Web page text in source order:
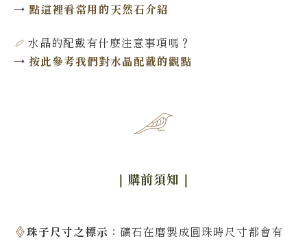
→ 點這裡看常用的天然石介紹
水晶的配戴有什麼注意事項嗎？
→ 按此參考我們對水晶配戴的觀點
｜購前須知 ｜
珠子尺寸之標示 ：礦石在磨製成圓珠時尺寸都會有